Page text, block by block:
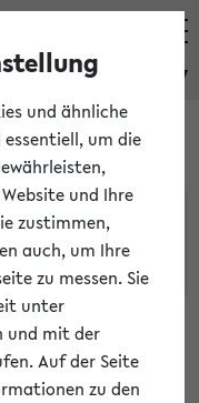
eKVV
suchen Sie nach
und ähnliche
essentiell, um die
und Ihre
zustimmen,
auch, um Ihre
zu messen. Sie
unter
und mit der
Auf der Seite
zu den